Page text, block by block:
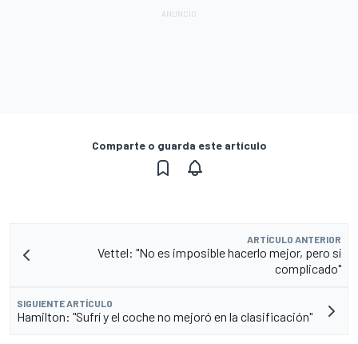
Comparte o guarda este artículo
ARTÍCULO ANTERIOR
Vettel: "No es imposible hacerlo mejor, pero sí
complicado"
SIGUIENTE ARTÍCULO
Hamilton: "Sufrí y el coche no mejoró en la clasificación"